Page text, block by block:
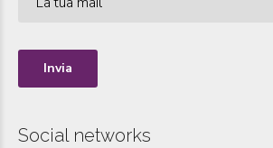
Social networks